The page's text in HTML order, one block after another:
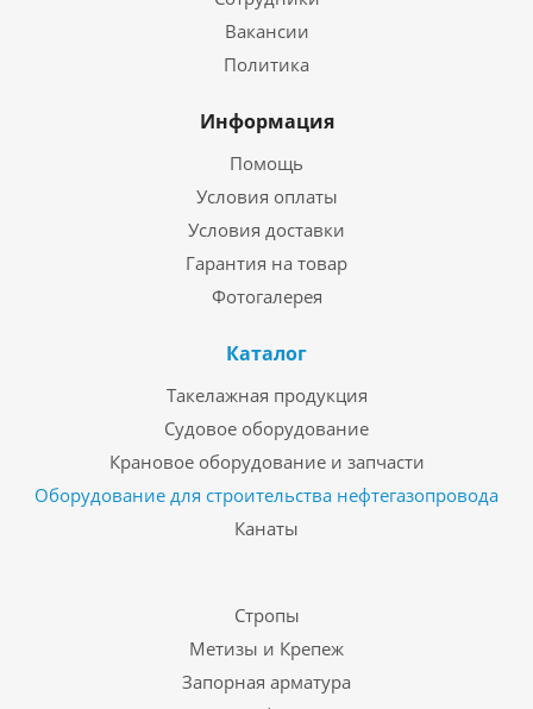
Вакансии
Политика
Информация
Помощь
Условия оплаты
Условия доставки
Гарантия на товар
Фотогалерея
Каталог
Такелажная продукция
Судовое оборудование
Крановое оборудование и запчасти
Оборудование для строительства нефтегазопровода
Канаты
Стропы
Метизы и Крепеж
Запорная арматура